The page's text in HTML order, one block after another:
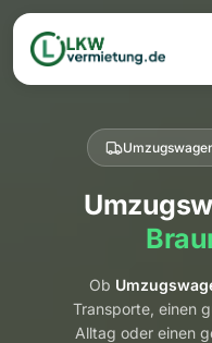
Ob
Transporte, einen
Alltag oder einen